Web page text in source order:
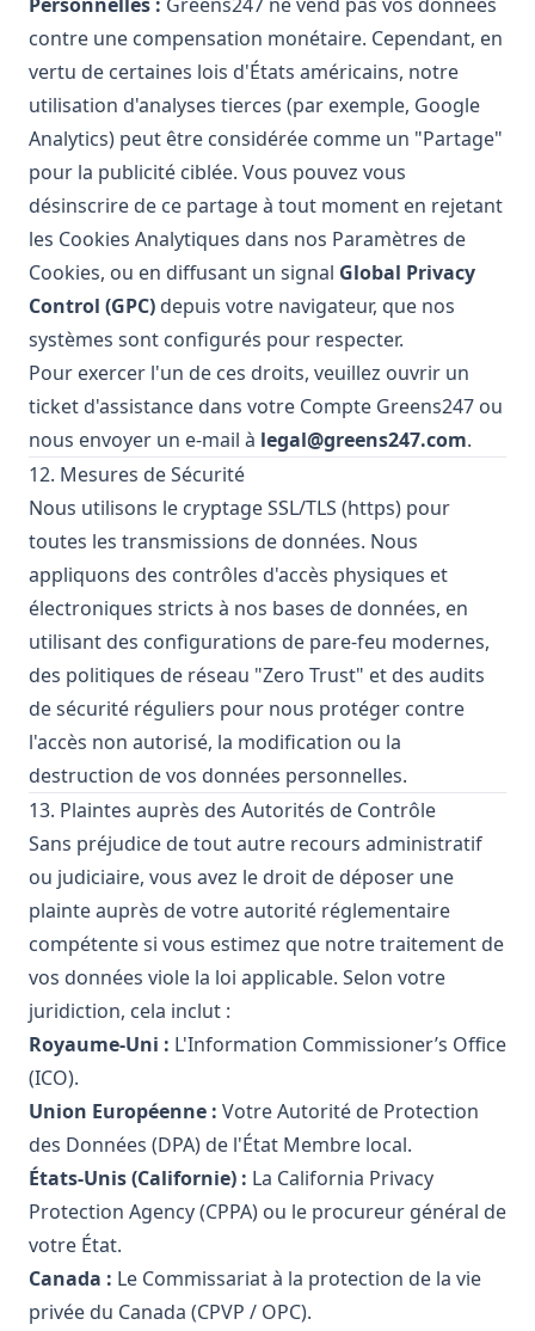
contre une compensation monétaire. Cependant, en
vertu de certaines lois d'États américains, notre
utilisation d'analyses tierces (par exemple, Google
Analytics) peut être considérée comme un "Partage"
pour la publicité ciblée. Vous pouvez vous
désinscrire de ce partage à tout moment en rejetant
les Cookies Analytiques dans nos Paramètres de
Cookies, ou en diffusant un signal Global Privacy
Control (GPC) depuis votre navigateur, que nos
systèmes sont configurés pour respecter.
Pour exercer l'un de ces droits, veuillez ouvrir un
ticket d'assistance dans votre Compte Greens247 ou
nous envoyer un e-mail à legal@greens247.com.
12. Mesures de Sécurité
Nous utilisons le cryptage SSL/TLS (https) pour
toutes les transmissions de données. Nous
appliquons des contrôles d'accès physiques et
électroniques stricts à nos bases de données, en
utilisant des configurations de pare-feu modernes,
des politiques de réseau "Zero Trust" et des audits
de sécurité réguliers pour nous protéger contre
l'accès non autorisé, la modification ou la
destruction de vos données personnelles.
13. Plaintes auprès des Autorités de Contrôle
Sans préjudice de tout autre recours administratif
ou judiciaire, vous avez le droit de déposer une
plainte auprès de votre autorité réglementaire
compétente si vous estimez que notre traitement de
vos données viole la loi applicable. Selon votre
juridiction, cela inclut :
Royaume-Uni : L'Information Commissioner’s Office
(ICO).
Union Européenne : Votre Autorité de Protection
des Données (DPA) de l'État Membre local.
États-Unis (Californie) : La California Privacy
Protection Agency (CPPA) ou le procureur général de
votre État.
Canada : Le Commissariat à la protection de la vie
privée du Canada (CPVP / OPC).